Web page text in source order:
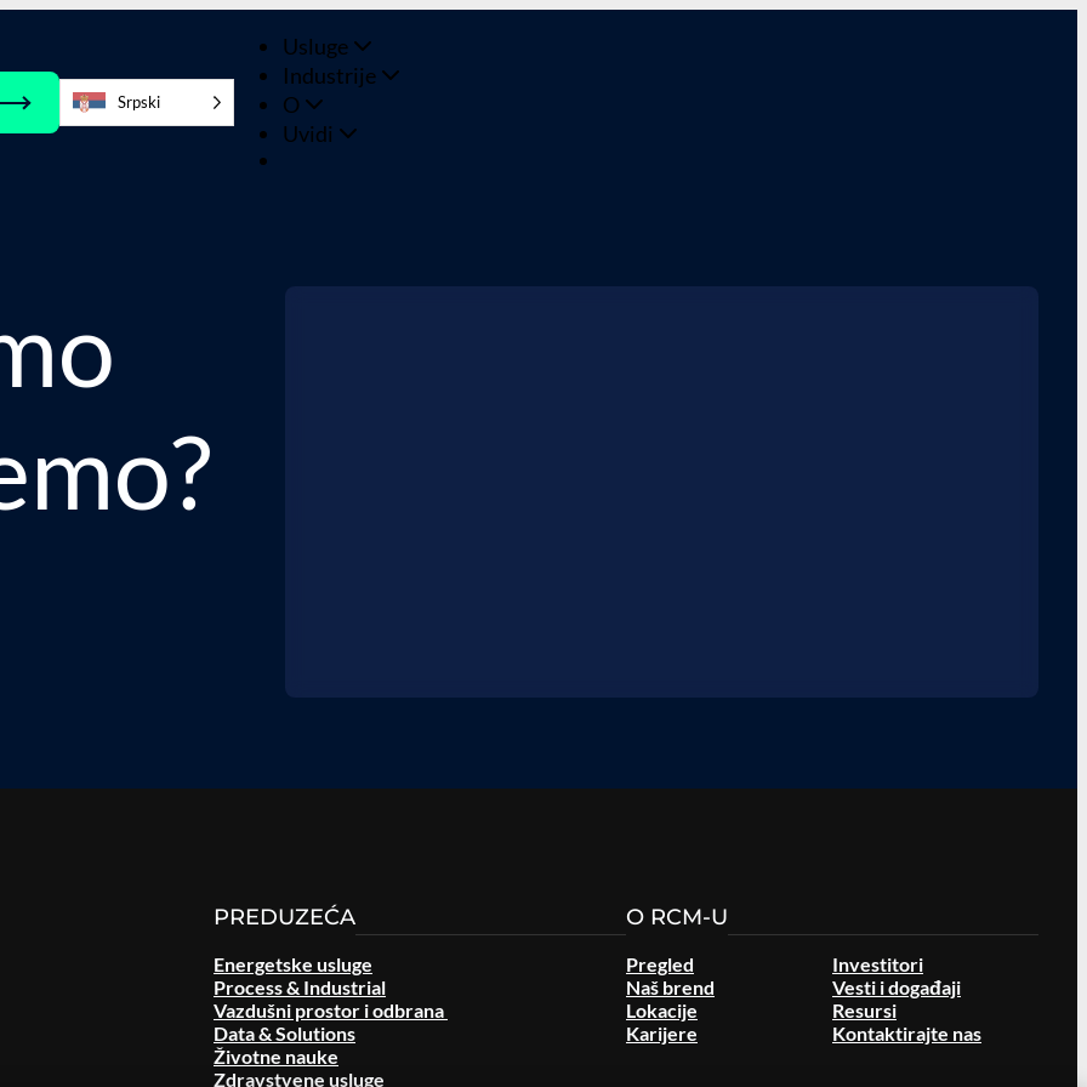
Srpski
Usluge
Industrije
O
Uvidi
PREDUZEĆA
Energetske usluge
Process & Industrial
Vazdušni prostor i odbrana
Data & Solutions
Životne nauke
Zdravstvene usluge
O RCM-U
Pregled
Naš brend
Lokacije
Karijere
Investitori
Vesti i događaji
Resursi
Kontaktirajte nas